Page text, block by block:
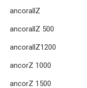
ancorallZ
ancorallZ 500
ancorallZ1200
ancorZ 1000
ancorZ 1500